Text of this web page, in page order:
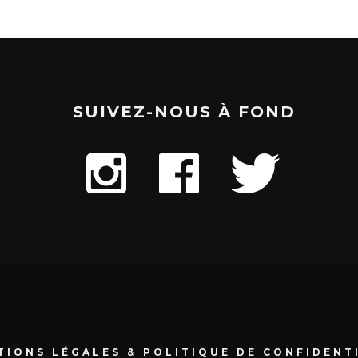
SUIVEZ-NOUS À FOND
LÉGALES & POLITIQUE DE